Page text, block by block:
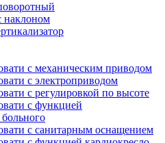
наклоном
с механическим приводом
с электроприводом
с регулировкой по высоте
с функцией
с санитарным оснащением